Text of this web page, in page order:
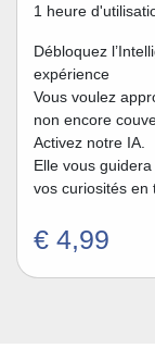
1 heure
Débloquez
expérience
Vous voulez
non encore
Activez notre IA.
Elle vous
vos curiosités en
€ 4,99